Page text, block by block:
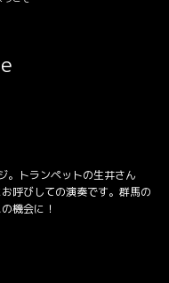
。トランペットの生井さん
呼びしての演奏です。群馬の
機会に！